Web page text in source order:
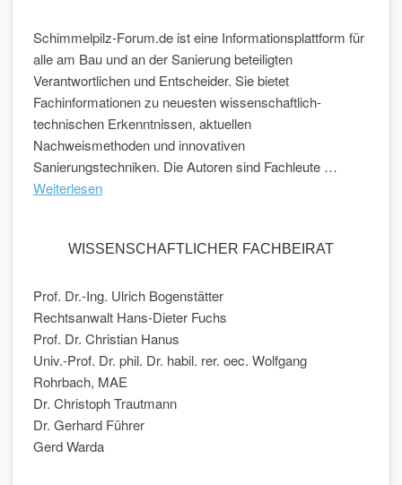
Schimmelpilz-Forum.de ist eine Informationsplattform für
alle am Bau und an der Sanierung beteiligten
Verantwortlichen und Entscheider. Sie bietet
Fachinformationen zu neuesten wissenschaftlich-
technischen Erkenntnissen, aktuellen
Nachweismethoden und innovativen
Sanierungstechniken. Die Autoren sind Fachleute …
Weiterlesen
WISSENSCHAFTLICHER FACHBEIRAT
Prof. Dr.-Ing. Ulrich Bogenstätter
Rechtsanwalt Hans-Dieter Fuchs
Prof. Dr. Christian Hanus
Univ.-Prof. Dr. phil. Dr. habil. rer. oec. Wolfgang
Rohrbach, MAE
Dr. Christoph Trautmann
Dr. Gerhard Führer
Gerd Warda